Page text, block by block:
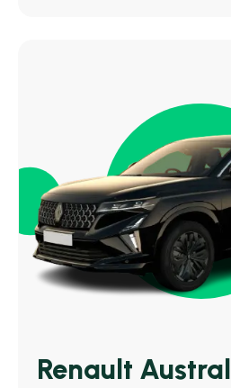
Renault Austral